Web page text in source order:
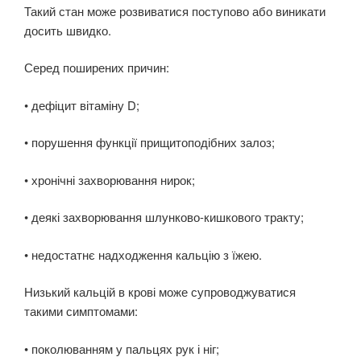
Такий стан може розвиватися поступово або виникати
досить швидко.
Серед поширених причин:
• дефіцит вітаміну D;
• порушення функції прищитоподібних залоз;
• хронічні захворювання нирок;
• деякі захворювання шлунково-кишкового тракту;
• недостатнє надходження кальцію з їжею.
Низький кальцій в крові може супроводжуватися
такими симптомами:
• поколюванням у пальцях рук і ніг;